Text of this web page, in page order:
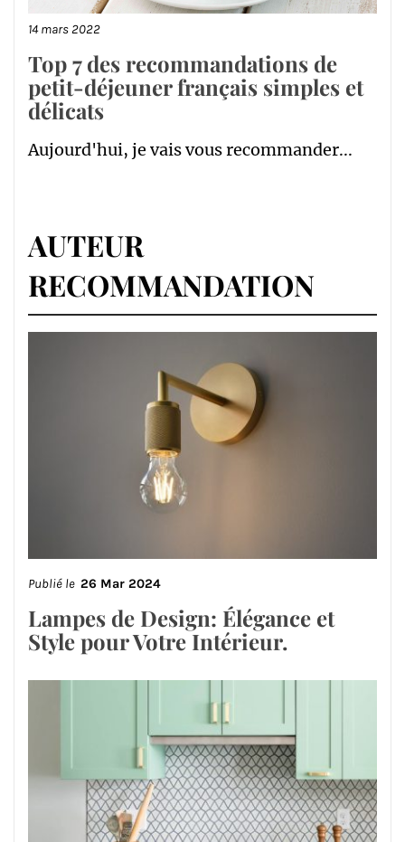
14 mars 2022
Top 7 des recommandations de
petit-déjeuner français simples et
délicats
Aujourd'hui, je vais vous recommander...
AUTEUR
RECOMMANDATION
Publié le 26 Mar 2024
Lampes de Design: Élégance et
Style pour Votre Intérieur.